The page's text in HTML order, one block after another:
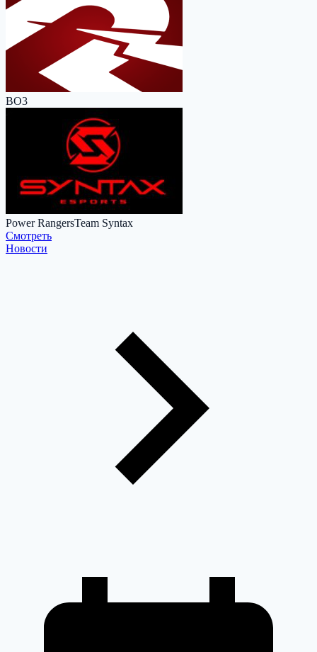
BO3
Power RangersTeam Syntax
Cмотреть
Новости